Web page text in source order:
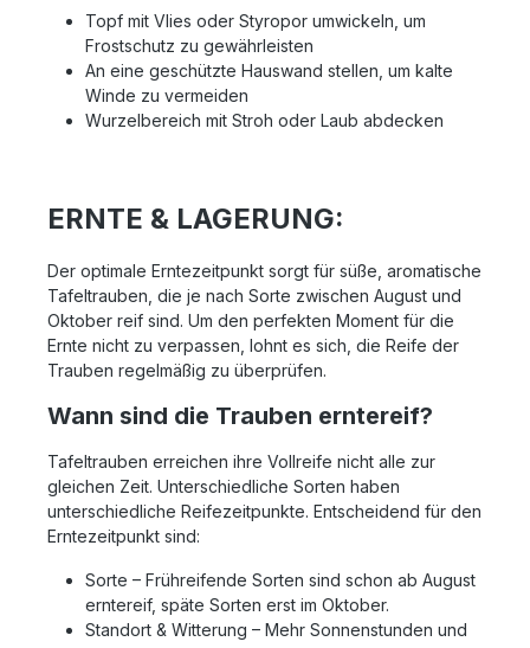
Topf mit Vlies oder Styropor umwickeln, um
Frostschutz zu gewährleisten
An eine geschützte Hauswand stellen, um kalte
Winde zu vermeiden
Wurzelbereich mit Stroh oder Laub abdecken
ERNTE & LAGERUNG:
Der optimale Erntezeitpunkt sorgt für süße, aromatische
Tafeltrauben, die je nach Sorte zwischen August und
Oktober reif sind. Um den perfekten Moment für die
Ernte nicht zu verpassen, lohnt es sich, die Reife der
Trauben regelmäßig zu überprüfen.
Wann sind die Trauben erntereif?
Tafeltrauben erreichen ihre Vollreife nicht alle zur
gleichen Zeit. Unterschiedliche Sorten haben
unterschiedliche Reifezeitpunkte. Entscheidend für den
Erntezeitpunkt sind:
Sorte – Frühreifende Sorten sind schon ab August
erntereif, späte Sorten erst im Oktober.
Standort & Witterung – Mehr Sonnenstunden und